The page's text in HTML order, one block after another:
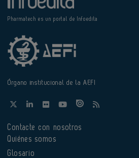
Pharmatech es un portal de Infoedita
Órgano institucional de la AEFI
Contacte con nosotros
Quiénes somos
Glosario